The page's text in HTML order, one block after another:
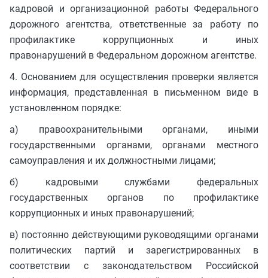
кадровой и организационной работы Федерального
дорожного агентства, ответственные за работу по
профилактике коррупционных и иных
правонарушений в Федеральном дорожном агентстве.
4. Основанием для осуществления проверки является
информация, представленная в письменном виде в
установленном порядке:
а) правоохранительными органами, иными
государственными органами, органами местного
самоуправления и их должностными лицами;
б) кадровыми службами федеральных
государственных органов по профилактике
коррупционных и иных правонарушений;
в) постоянно действующими руководящими органами
политических партий и зарегистрированных в
соответствии с законодательством Российской